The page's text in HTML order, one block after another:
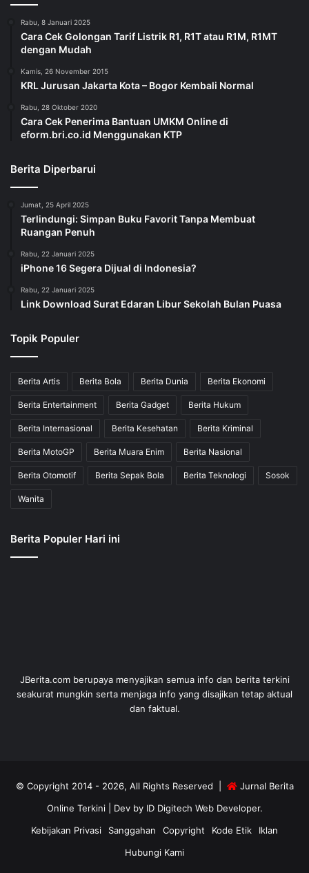
Rabu, 8 Januari 2025
Cara Cek Golongan Tarif Listrik R1, R1T atau R1M, R1MT
dengan Mudah
Kamis, 26 November 2015
KRL Jurusan Jakarta Kota – Bogor Kembali Normal
Rabu, 28 Oktober 2020
Cara Cek Penerima Bantuan UMKM Online di
eform.bri.co.id Menggunakan KTP
Berita Diperbarui
Jumat, 25 April 2025
Terlindungi: Simpan Buku Favorit Tanpa Membuat
Ruangan Penuh
Rabu, 22 Januari 2025
iPhone 16 Segera Dijual di Indonesia?
Rabu, 22 Januari 2025
Link Download Surat Edaran Libur Sekolah Bulan Puasa
Topik Populer
Berita Artis Berita Bola Berita Dunia Berita Ekonomi
Berita Entertainment Berita Gadget Berita Hukum
Berita Internasional Berita Kesehatan Berita Kriminal
Berita MotoGP Berita Muara Enim Berita Nasional
Berita Otomotif Berita Sepak Bola Berita Teknologi Sosok
Wanita
Berita Populer Hari ini
JBerita.com berupaya menyajikan semua info dan berita terkini
seakurat mungkin serta menjaga info yang disajikan tetap aktual
dan faktual.
© Copyright 2014 - 2026, All Rights Reserved |
Jurnal Berita
Online Terkini| Dev by ID Digitech Web Developer.
Kebijakan Privasi
Sanggahan Copyright Kode Etik
Iklan
Hubungi Kami